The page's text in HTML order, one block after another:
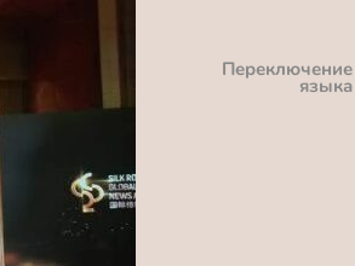
Переключение
языка